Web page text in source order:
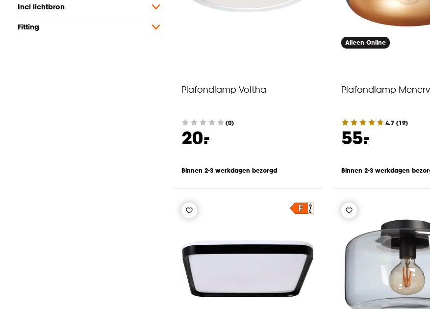
Incl lichtbron
Fitting
Plafondlamp Voltha
(0)
20.
-
Binnen 2-3 werkdagen bezorgd
Alleen Online
Plafondlamp
4.7 (19)
55.
-
Binnen 2-3 werkdagen